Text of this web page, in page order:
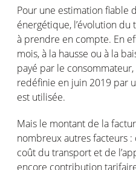
Pour une estimation fiable
énergétique, l’évolution
à prendre en compte. En
mois, à la hausse ou à la
payé par le
redéfinie en juin 2019 par
est utilisée.
Mais le montant de la
nombreux autres facteurs :
coût du transport et de
encore contribution